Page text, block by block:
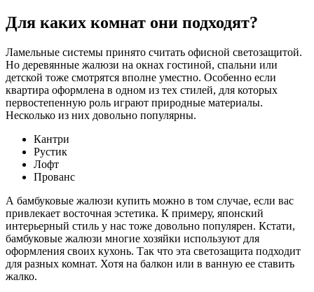
Для каких комнат они подходят?
Ламельные системы принято считать офисной светозащитой.
Но деревянные жалюзи на окнах гостиной, спальни или
детской тоже смотрятся вполне уместно. Особенно если
квартира оформлена в одном из тех стилей, для которых
первостепенную роль играют природные материалы.
Несколько из них довольно популярны.
Кантри
Рустик
Лофт
Прованс
А бамбуковые жалюзи купить можно в том случае, если вас
привлекает восточная эстетика. К примеру, японский
интерьерный стиль у нас тоже довольно популярен. Кстати,
бамбуковые жалюзи многие хозяйки используют для
оформления своих кухонь. Так что эта светозащита подходит
для разных комнат. Хотя на балкон или в ванную ее ставить
жалко.